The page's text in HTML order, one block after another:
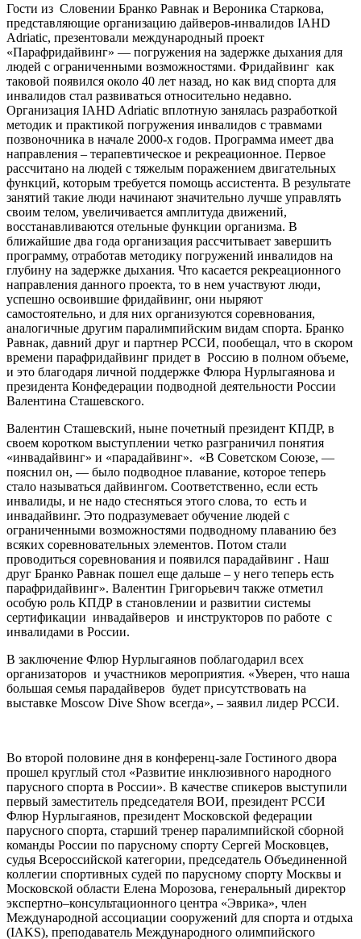
Гости из Словении Бранко Равнак и Вероника Старкова,
представляющие организацию дайверов-инвалидов IAHD
Adriatic, презентовали международный проект
«Парафридайвинг» — погружения на задержке дыхания для
людей с ограниченными возможностями. Фридайвинг как
таковой появился около 40 лет назад, но как вид спорта для
инвалидов стал развиваться относительно недавно.
Организация IAHD Adriatic вплотную занялась разработкой
методик и практикой погружения инвалидов с травмами
позвоночника в начале 2000-х годов. Программа имеет два
направления – терапевтическое и рекреационное. Первое
рассчитано на людей с тяжелым поражением двигательных
функций, которым требуется помощь ассистента. В результате
занятий такие люди начинают значительно лучше управлять
своим телом, увеличивается амплитуда движений,
восстанавливаются отельные функции организма. В
ближайшие два года организация рассчитывает завершить
программу, отработав методику погружений инвалидов на
глубину на задержке дыхания. Что касается рекреационного
направления данного проекта, то в нем участвуют люди,
успешно освоившие фридайвинг, они ныряют
самостоятельно, и для них организуются соревнования,
аналогичные другим паралимпийским видам спорта. Бранко
Равнак, давний друг и партнер РССИ, пообещал, что в скором
времени парафридайвинг придет в Россию в полном объеме,
и это благодаря личной поддержке Флюра Нурлыгаянова и
президента Конфедерации подводной деятельности России
Валентина Сташевского.
Валентин Сташевский, ныне почетный президент КПДР, в
своем коротком выступлении четко разграничил понятия
«инвадайвинг» и «парадайвинг». «В Советском Союзе, —
пояснил он, — было подводное плавание, которое теперь
стало называться дайвингом. Соответственно, если есть
инвалиды, и не надо стесняться этого слова, то есть и
инвадайвинг. Это подразумевает обучение людей с
ограниченными возможностями подводному плаванию без
всяких соревновательных элементов. Потом стали
проводиться соревнования и появился парадайвинг . Наш
друг Бранко Равнак пошел еще дальше – у него теперь есть
парафридайвинг». Валентин Григорьевич также отметил
особую роль КПДР в становлении и развитии системы
сертификации инвадайверов и инструкторов по работе с
инвалидами в России.
В заключение Флюр Нурлыгаянов поблагодарил всех
организаторов и участников мероприятия. «Уверен, что наша
большая семья парадайверов будет присутствовать на
выставке Moscow Dive Show всегда», – заявил лидер РССИ.
Во второй половине дня в конференц-зале Гостиного двора
прошел круглый стол «Развитие инклюзивного народного
парусного спорта в России». В качестве спикеров выступили
первый заместитель председателя ВОИ, президент РССИ
Флюр Нурлыгаянов, президент Московской федерации
парусного спорта, старший тренер паралимпийской сборной
команды России по парусному спорту Сергей Московцев,
судья Всероссийской категории, председатель Объединенной
коллегии спортивных судей по парусному спорту Москвы и
Московской области Елена Морозова, генеральный директор
экспертно–консультационного центра «Эврика», член
Международной ассоциации сооружений для спорта и отдыха
(IAKS), преподаватель Международного олимпийского